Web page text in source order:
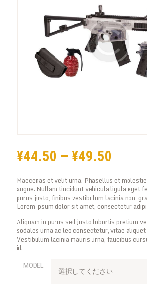
¥44.50 – ¥49.50
格
帯:
¥44.
5
0
Maecenas et velit urna. Phasellus et
augue. Nullam tincidunt vehicula ligula eget
purus justo, finibus vestibulum lacinia non,
Lorem ipsum dolor sit amet, consectetur
Aliquam in purus sed justo lobortis pretium
sodales urna ac leo consectetur, vitae
Vestibulum lacinia mauris urna, faucibus
id.
MODEL